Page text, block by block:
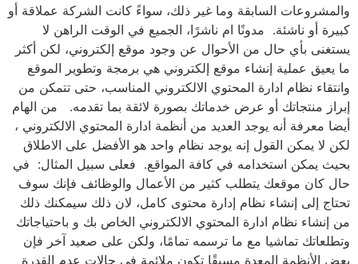
والمشروعات السابقة وما غير ذلك، سواءً كانت الشركة عملاقة أو
كبيرة أو ناشئة. مدونًا ام ناشرًا، الجميع في الوقت الراهن لا
يستغنى بأي حال من الأحوال عن وجود موقع إلكتروني، لكن أكثر
ما يعيق عملية إنشاء موقع إلكتروني هي برمجة وتطوير الموقع
وانتقاء نظام ادارة المحتوي الالكتروني المناسب، حتى تتمكن من
إبراز منتجاتك أو عرض خدماتك بصورة لائقة بما تقدمه. من الهام
أيضا معرفة أنه يوجد العديد من أنظمة ادارة المحتوي الالكتروني ،
لكن لا يمكن القول إنه يوجد نظام واحد هو الأفضل على الاطلاق
بحيث يمكن استخدامه في كافة المواقع. فعلى سبيل المثال: في
حال كان موقعك يتطلب كثير من الأعمال والوظائف فإنك سوف
تحتاج إلى إنشاء نظام إدارة محتوى كامل، لان ذلك سيمكنك ذلك
من إنشاء نظام ادارة المحتوي الالكتروني الخاص بك و باحتياجاتك
وتطلعاتك تماشيا مع ما ترسمه تمامًا، ولكن على صعيد آخر فإن
بعض الأنظمة المعدة مسبقًا تكون ملائمة في حالات عدم القدرة